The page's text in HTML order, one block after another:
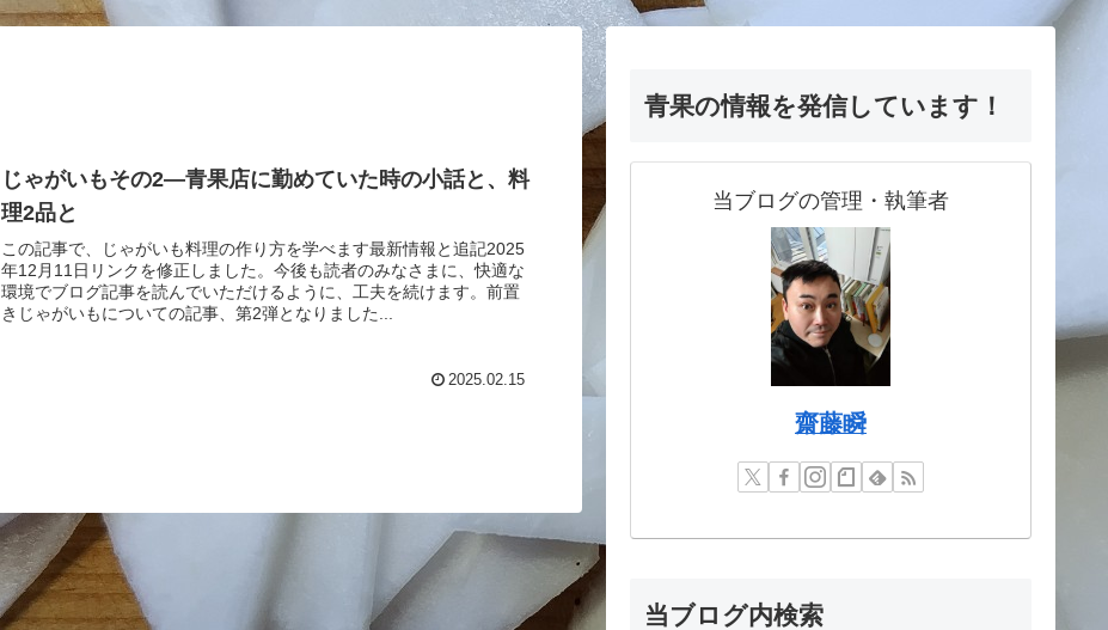
じゃがいもその2―青果店に勤めていた時の小話と、料
理2品と
この記事で、じゃがいも料理の作り方を学べます最新情報と追記2025
年12月11日リンクを修正しました。今後も読者のみなさまに、快適な
環境でブログ記事を読んでいただけるように、工夫を続けます。前置
きじゃがいもについての記事、第2弾となりました...
2025.02.15
青果の情報を発信しています！
当ブログの管理・執筆者
齋藤瞬
当ブログ内検索